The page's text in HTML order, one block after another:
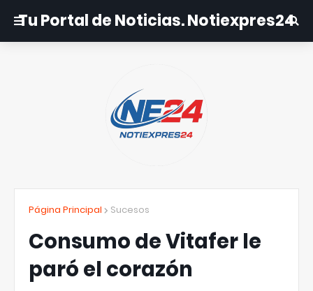
Tu Portal de Noticias. Notiexpres24
Página Principal Sucesos
Consumo de Vitafer le
paró el corazón